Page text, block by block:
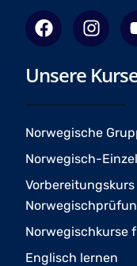
F
a
e
o
o
I
n
t
g
r
m
Unsere
Norwegische
Norwegisch-
Norwegischkurse
Englisch lernen